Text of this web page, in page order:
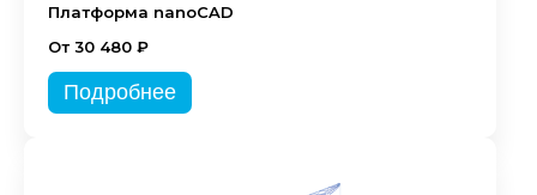
Платформа nanoCAD
От 30 480 ₽
Подробнее